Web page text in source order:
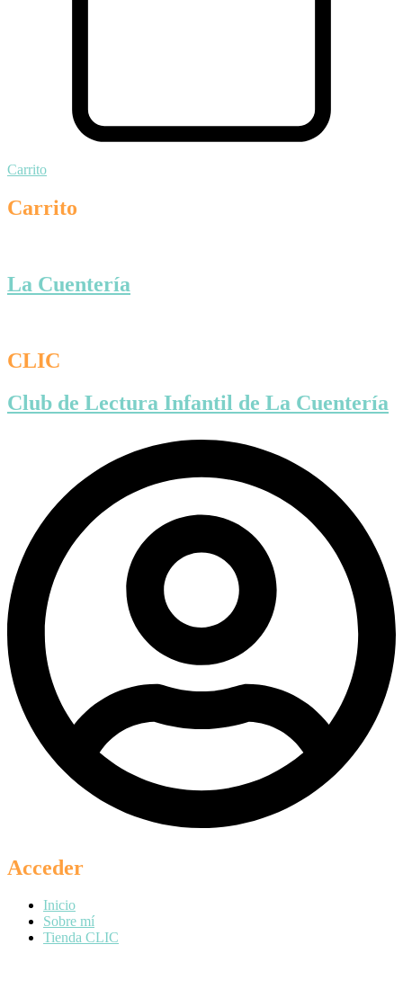
Carrito
Carrito
La Cuentería
CLIC
Club de Lectura Infantil de La Cuentería
Acceder
Inicio
Sobre mí
Tienda CLIC